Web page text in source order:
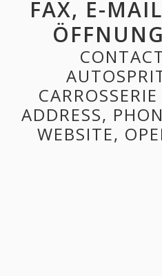
FAX, E-
ADDRESS,
WEBSITE,